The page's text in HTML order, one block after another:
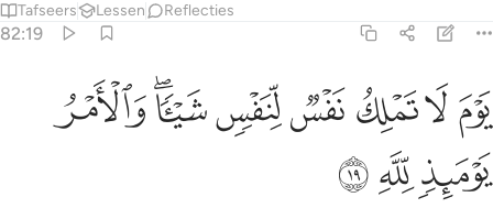
Tafseers Lessen Reflecties
82:19
يوم لا تملك نفس لنفس شييا والامر يوميذ لله ١٩
يَوْمَ لَا تَمْلِكُ نَفْسٌۭ لِّنَفْسٍۢ شَيْـًۭٔا ۖ وَٱلْأَمْرُ يَوْمَئِذٍۢ لِّلَّهِ ١٩
ﲚﲛﲜﲝﲞﲟﲠﲡ
ﲢﲣﲤ